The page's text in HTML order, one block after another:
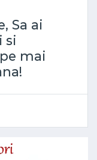
Sa ai
si
mai